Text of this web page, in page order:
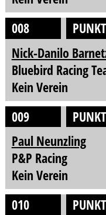
008
Nick-Danilo
Bluebird Racing
Kein Verein
009
Paul Neunzling
P&P Racing
Kein Verein
010